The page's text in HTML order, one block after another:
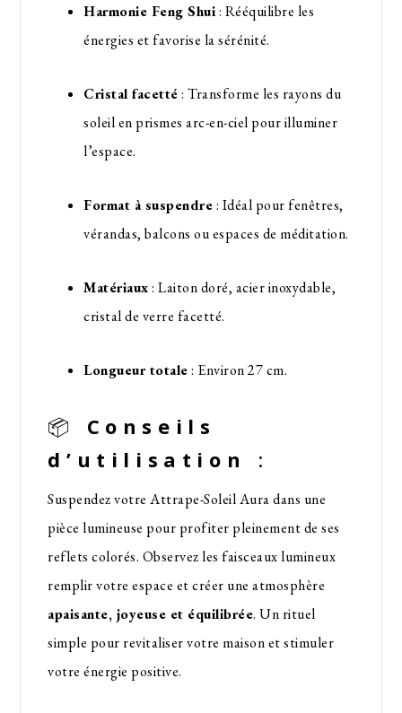
Harmonie Feng Shui: Rééquilibre les
énergies et favorise la sérénité.
Cristal facetté: Transforme les rayons du
soleil en prismes arc-en-ciel pour illuminer
l’espace.
Format à suspendre: Idéal pour fenêtres,
vérandas, balcons ou espaces de méditation.
Matériaux: Laiton doré, acier inoxydable,
cristal de verre facetté.
Longueur totale: Environ 27 cm.
📦 Conseils
d’utilisation
:
Suspendez votre Attrape-Soleil Aura dans une
pièce lumineuse pour profiter pleinement de ses
reflets colorés. Observez les faisceaux lumineux
remplir votre espace et créer une atmosphère
apaisante, joyeuse et équilibrée. Un rituel
simple pour revitaliser votre maison et stimuler
votre énergie positive.